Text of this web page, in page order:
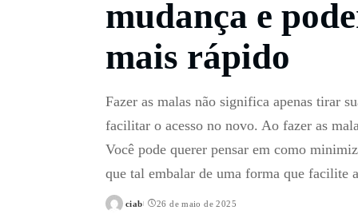
mudança e
mais rápido
Fazer as malas não significa apenas tirar
facilitar o acesso no novo. Ao fazer as
Você pode querer pensar em como
que tal embalar de uma forma que facilite
Posted
ciab 26 de maio de 2025